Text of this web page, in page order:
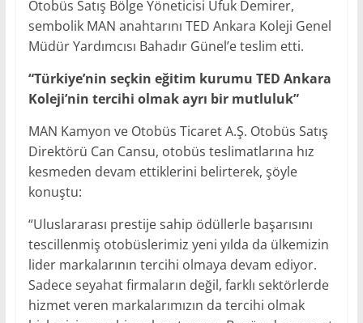
Otobüs Satış Bölge Yöneticisi Ufuk Demirer,
sembolik MAN anahtarını TED Ankara Koleji Genel
Müdür Yardımcısı Bahadır Günel’e teslim etti.
“Türkiye’nin seçkin eğitim kurumu TED Ankara
Koleji’nin tercihi olmak ayrı bir mutluluk”
MAN Kamyon ve Otobüs Ticaret A.Ş. Otobüs Satış
Direktörü Can Cansu, otobüs teslimatlarına hız
kesmeden devam ettiklerini belirterek, şöyle
konuştu:
“Uluslararası prestije sahip ödüllerle başarısını
tescillenmiş otobüslerimiz yeni yılda da ülkemizin
lider markalarının tercihi olmaya devam ediyor.
Sadece seyahat firmaların değil, farklı sektörlerde
hizmet veren markalarımızın da tercihi olmak